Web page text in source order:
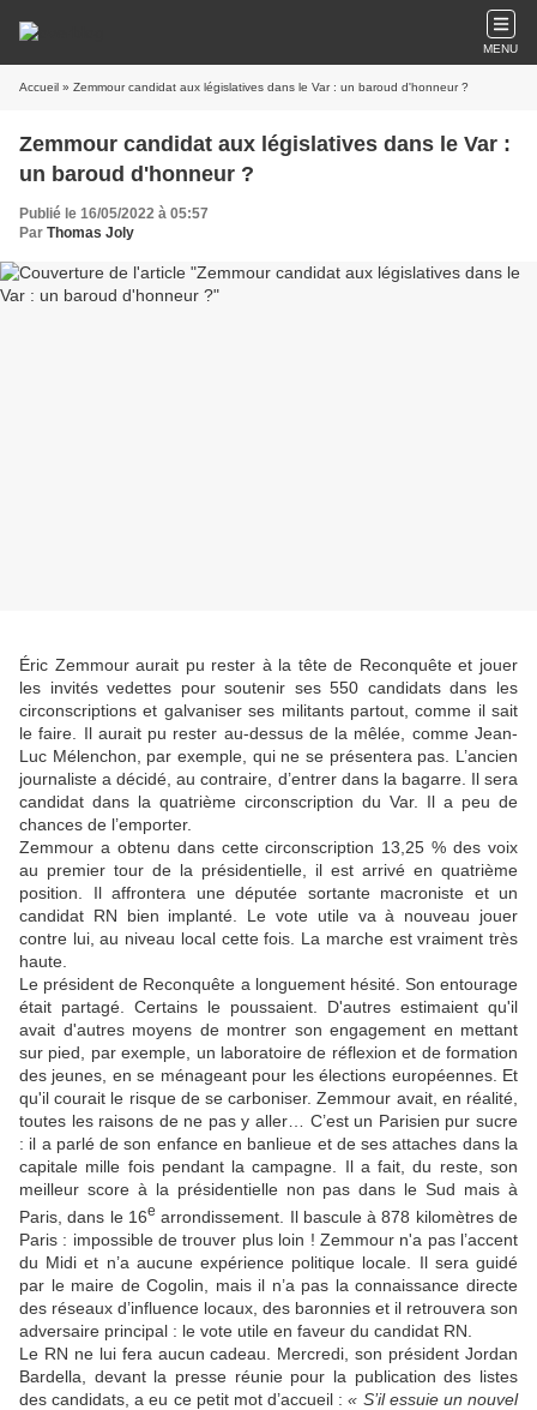
MENU
Accueil » Zemmour candidat aux législatives dans le Var : un baroud d'honneur ?
Zemmour candidat aux législatives dans le Var :
un baroud d'honneur ?
Publié le 16/05/2022 à 05:57
Par Thomas Joly
Éric Zemmour aurait pu rester à la tête de Reconquête et jouer
les invités vedettes pour soutenir ses 550 candidats dans les
circonscriptions et galvaniser ses militants partout, comme il sait
le faire. Il aurait pu rester au-dessus de la mêlée, comme Jean-
Luc Mélenchon, par exemple, qui ne se présentera pas. L’ancien
journaliste a décidé, au contraire, d’entrer dans la bagarre. Il sera
candidat dans la quatrième circonscription du Var. Il a peu de
chances de l’emporter.
Zemmour a obtenu dans cette circonscription 13,25 % des voix
au premier tour de la présidentielle, il est arrivé en quatrième
position. Il affrontera une députée sortante macroniste et un
candidat RN bien implanté. Le vote utile va à nouveau jouer
contre lui, au niveau local cette fois. La marche est vraiment très
haute.
Le président de Reconquête a longuement hésité. Son entourage
était partagé. Certains le poussaient. D'autres estimaient qu'il
avait d'autres moyens de montrer son engagement en mettant
sur pied, par exemple, un laboratoire de réflexion et de formation
des jeunes, en se ménageant pour les élections européennes. Et
qu'il courait le risque de se carboniser. Zemmour avait, en réalité,
toutes les raisons de ne pas y aller… C’est un Parisien pur sucre
: il a parlé de son enfance en banlieue et de ses attaches dans la
capitale mille fois pendant la campagne. Il a fait, du reste, son
meilleur score à la présidentielle non pas dans le Sud mais à
Paris, dans le 16e arrondissement. Il bascule à 878 kilomètres de
Paris : impossible de trouver plus loin ! Zemmour n'a pas l’accent
du Midi et n’a aucune expérience politique locale. Il sera guidé
par le maire de Cogolin, mais il n’a pas la connaissance directe
des réseaux d’influence locaux, des baronnies et il retrouvera son
adversaire principal : le vote utile en faveur du candidat RN.
Le RN ne lui fera aucun cadeau. Mercredi, son président Jordan
Bardella, devant la presse réunie pour la publication des listes
des candidats, a eu ce petit mot d’accueil :« S’il essuie un nouvel